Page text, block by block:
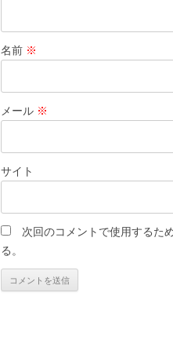
名前 ※
メール ※
サイト
次回のコメントで使用するた
る。